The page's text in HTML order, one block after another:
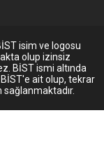
isim ve logosu
olup izinsiz
BİST ismi altında
ait olup, tekrar
sağlanmaktadır.